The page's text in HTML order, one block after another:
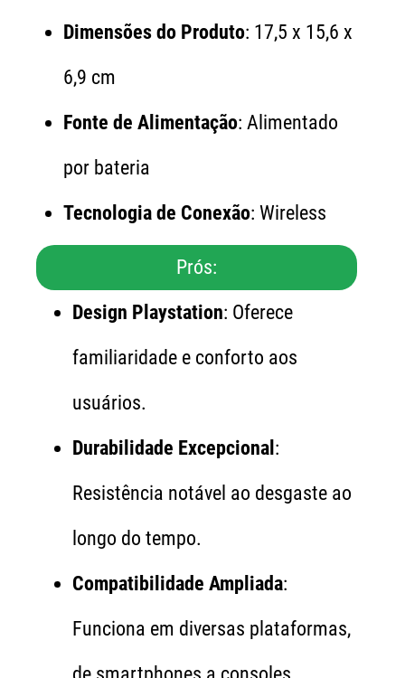
Dimensões do Produto: 17,5 x 15,6 x
6,9 cm
Fonte de Alimentação: Alimentado
por bateria
Tecnologia de Conexão: Wireless
Prós:
Design Playstation: Oferece
familiaridade e conforto aos
usuários.
Durabilidade Excepcional :
Resistência notável ao desgaste ao
longo do tempo.
Compatibilidade Ampliada:
Funciona em diversas plataformas,